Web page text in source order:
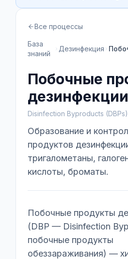
Все процессы
База
знаний
Дезинфекция
Побочные
дезинфекции
Disinfection Byproducts (DBPs)
Образование и
продуктов
тригалометаны,
кислоты, броматы.
Побочные продукты
(DBP — Disinfection
побочные продукты
обеззараживания) —